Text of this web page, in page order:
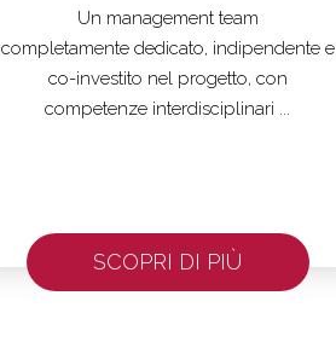
Un management team
completamente dedicato, indipendente e
co-investito nel progetto, con
competenze interdisciplinari ...
SCOPRI DI PIÙ